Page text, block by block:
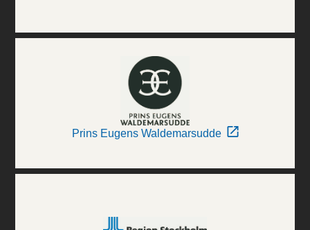
Prins Eugens Waldemarsudde